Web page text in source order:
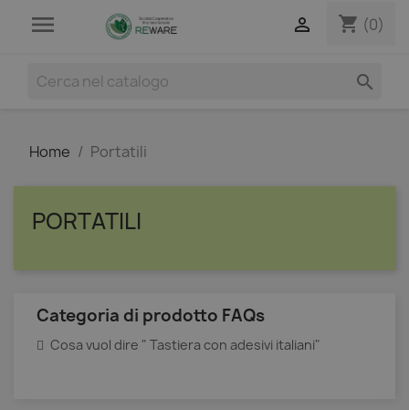
 shopping_cart (0)


Home Portatili
PORTATILI
Categoria di prodotto FAQs
Cosa vuol dire " Tastiera con adesivi italiani"